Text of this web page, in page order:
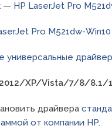
— HP LaserJet Pro
Pro M521dw-Win10
универсальные
XP/Vista/7/8/8.1/
драйвера
от компании HP.